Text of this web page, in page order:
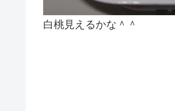
白桃見えるかな＾＾